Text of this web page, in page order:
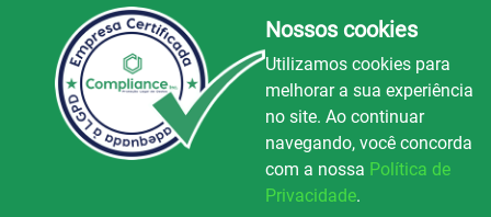
Segurança Pública
União Frederiquense
© Copyright 2022.LA+.
Nossos cookies
Utilizamos cookies para
melhorar a sua experiência
no site. Ao continuar
navegando, você concorda
com a nossa Política de
Privacidade.